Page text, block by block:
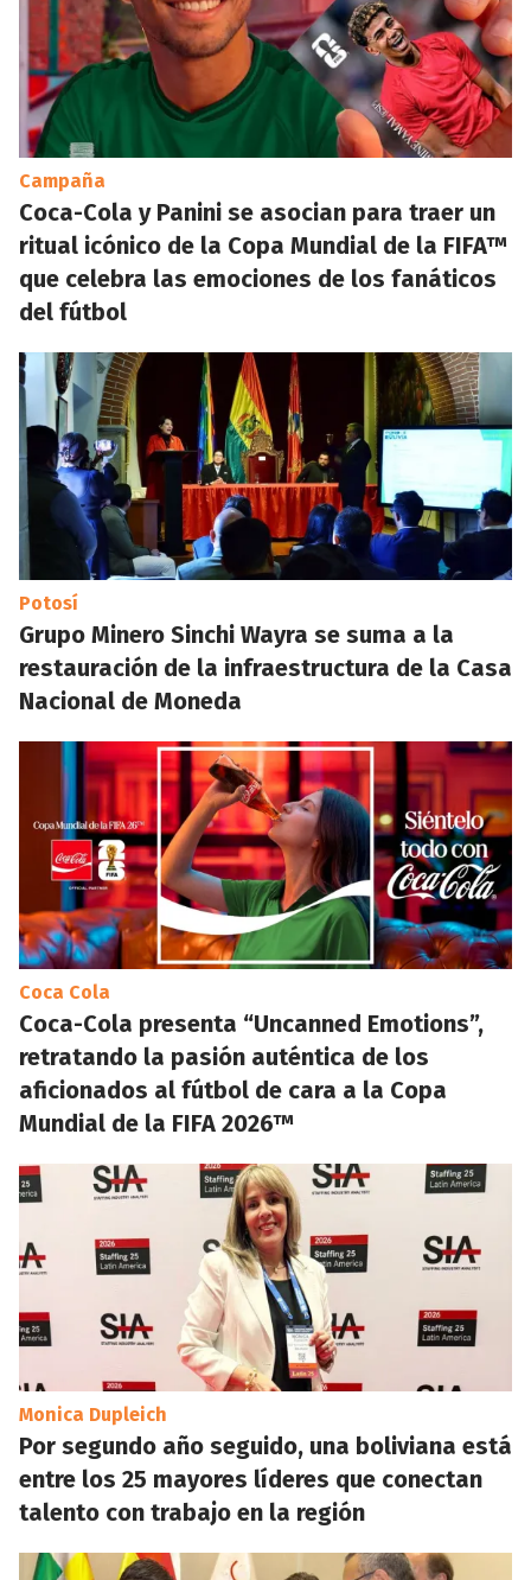
Campaña
Coca-Cola y Panini se asocian para traer un
ritual icónico de la Copa Mundial de la FIFA™
que celebra las emociones de los fanáticos
del fútbol
Potosí
Grupo Minero Sinchi Wayra se suma a la
restauración de la infraestructura de la Casa
Nacional de Moneda
Coca Cola
Coca-Cola presenta “Uncanned Emotions”,
retratando la pasión auténtica de los
aficionados al fútbol de cara a la Copa
Mundial de la FIFA 2026™
Monica Dupleich
Por segundo año seguido, una boliviana está
entre los 25 mayores líderes que conectan
talento con trabajo en la región